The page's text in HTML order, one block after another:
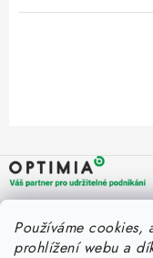
Používáme cookies,
prohlížení webu a
á
p
a
OPTIMIA BPO s.r.o.
Holýšovská 2923/4
Rychlý kontakt